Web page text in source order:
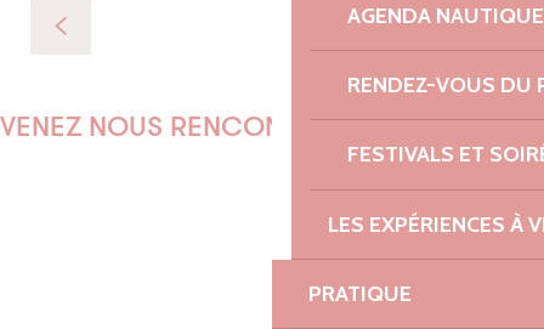
AGENDA NAUTIQUE
RENDEZ-VOUS DU
FESTIVALS ET
LES EXPÉRIENCES À
PRATIQUE
VENEZ NOUS RENCONTRER !